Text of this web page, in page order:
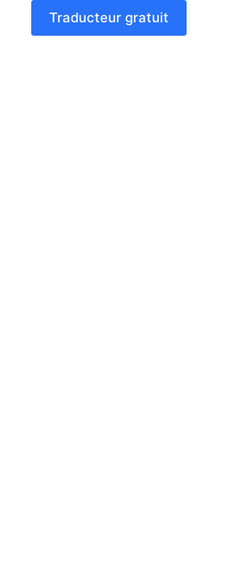
Traducteur gratuit